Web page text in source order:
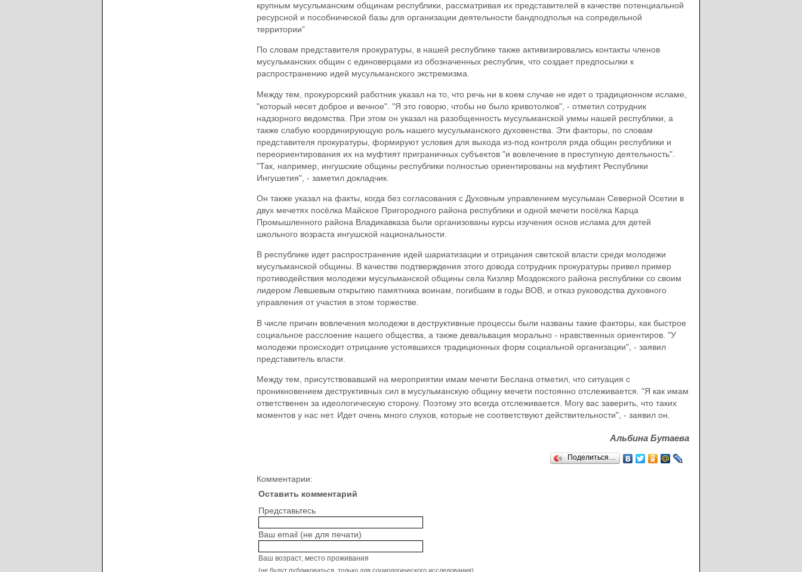
крупным мусульманским общинам республики, рассматривая их представителей в качестве потенциальной
ресурсной и пособнической базы для организации деятельности бандподполья на сопредельной
территории”
По словам представителя прокуратуры, в нашей республике также активизировались контакты членов
мусульманских общин с единоверцами из обозначенных республик, что создает предпосылки к
распространению идей мусульманского экстремизма.
Между тем, прокурорский работник указал на то, что речь ни в коем случае не идет о традиционном исламе,
"который несет доброе и вечное". "Я это говорю, чтобы не было кривотолков", - отметил сотрудник
надзорного ведомства. При этом он указал на разобщенность мусульманской уммы нашей республики, а
также слабую координирующую роль нашего мусульманского духовенства. Эти факторы, по словам
представителя прокуратуры, формируют условия для выхода из-под контроля ряда общин республики и
переориентирования их на муфтият приграничных субъектов "и вовлечение в преступную деятельность".
"Так, например, ингушские общины республики полностью ориентированы на муфтият Республики
Ингушетия", - заметил докладчик.
Он также указал на факты, когда без согласования с Духовным управлением мусульман Северной Осетии в
двух мечетях посёлка Майское Пригородного района республики и одной мечети посёлка Карца
Промышленного района Владикавказа были организованы курсы изучения основ ислама для детей
школьного возраста ингушской национальности.
В республике идет распространение идей шариатизации и отрицания светской власти среди молодежи
мусульманской общины. В качестве подтверждения этого довода сотрудник прокуратуры привел пример
противодействия молодежи мусульманской общины села Кизляр Моздокского района республики со своим
лидером Левшевым открытию памятника воинам, погибшим в годы ВОВ, и отказ руководства духовного
управления от участия в этом торжестве.
В числе причин вовлечения молодежи в деструктивные процессы были названы такие факторы, как быстрое
социальное расслоение нашего общества, а также девальвация морально - нравственных ориентиров. "У
молодежи происходит отрицание устоявшихся традиционных форм социальной организации", - заявил
представитель власти.
Между тем, присутствовавший на мероприятии имам мечети Беслана отметил, что ситуация с
проникновением деструктивных сил в мусульманскую общину мечети постоянно отслеживается. "Я как имам
ответственен за идеологическую сторону. Поэтому это всегда отслеживается. Могу вас заверить, что таких
моментов у нас нет. Идет очень много слухов, которые не соответствуют действительности", - заявил он.
Альбина Бутаева
Поделиться…
Комментарии:
Оставить комментарий
Представьтесь
Ваш email (не для печати)
Ваш возраст, место проживания
(не будут публиковаться, только для социологического исследования)